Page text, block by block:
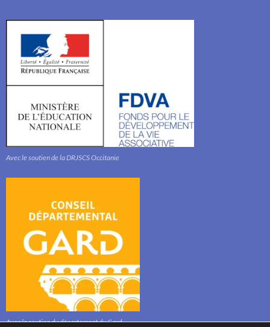
Avec le soutien de la DRJSCS Occitanie
Avec le soutien du département du Gard